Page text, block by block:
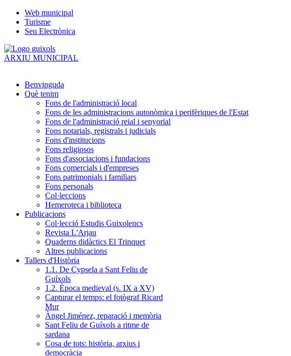
Web municipal
Turisme
Seu Electrònica
ARXIU MUNICIPAL
Benvinguda
Què tenim
Fons de l'administració local
Fons de les administracions autonòmica i perifèriques de l'Estat
Fons de l'administració reial i senyorial
Fons notarials, registrals i judicials
Fons d'institucions
Fons religiosos
Fons d'associacions i fundacions
Fons comercials i d'empreses
Fons patrimonials i familiars
Fons personals
Col·leccions
Hemeroteca i biblioteca
Publicacions
Col·lecció Estudis Guixolencs
Revista L'Arjau
Quaderns didàctics El Trinquet
Altres publicacions
Tallers d'Història
1.1. De Cypsela a Sant Feliu de
Guíxols
1.2. Època medieval (s. IX a XV)
Capturar el temps: el fotògraf Ricard
Mur
Àngel Jiménez, reparació i memòria
Sant Feliu de Guíxols a ritme de
sardana
Cosa de tots: història, arxius i
democràcia